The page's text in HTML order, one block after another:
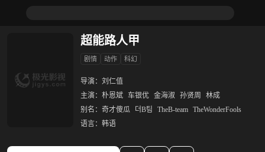
超能路人甲
剧情 动作 科幻
导演： 刘仁值
主演： 朴恩斌 车银优 金海淑 孙贤周
林成
别名： 奇才傻瓜 더B팀 TheB-team TheWonderFools
语言： 韩语